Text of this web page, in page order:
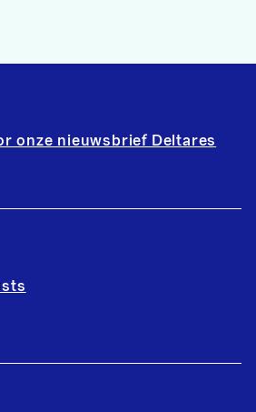
onze nieuwsbrief Deltares